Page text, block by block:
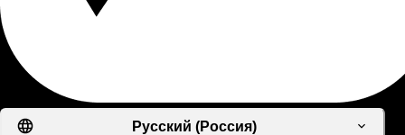
Русский (Россия)